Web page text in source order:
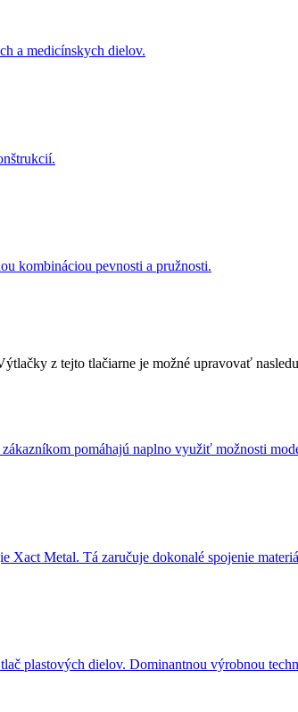
a medicínskych dielov.
kombináciou pevnosti a pružnosti.
z tejto tlačiarne je možné upravovať
pomáhajú naplno využiť možnosti
Xact Metal. Tá zaručuje dokonalé spojenie
plastových dielov. Dominantnou výrobnou